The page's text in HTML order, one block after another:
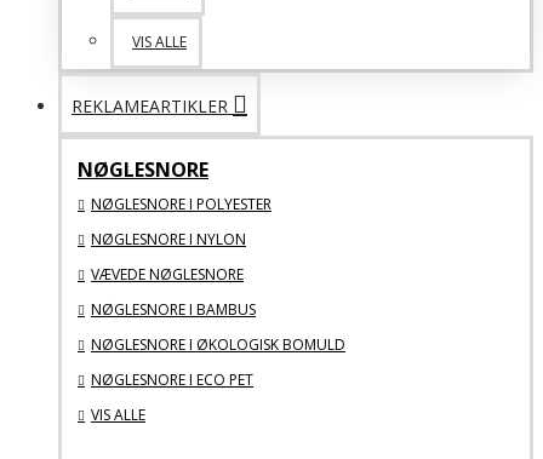
VIS ALLE
REKLAMEARTIKLER
NØGLESNORE
NØGLESNORE I POLYESTER
NØGLESNORE I NYLON
VÆVEDE NØGLESNORE
NØGLESNORE I BAMBUS
NØGLESNORE I ØKOLOGISK BOMULD
NØGLESNORE I ECO PET
VIS ALLE